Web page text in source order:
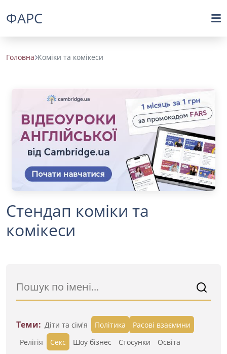
ФАРС
Головна Коміки та комікеси
Стендап коміки та
комікеси
Теми: Діти та сім'я Політика
Расові взаємини
Релігія
Секс Шоу бізнес Стосунки
Освіта